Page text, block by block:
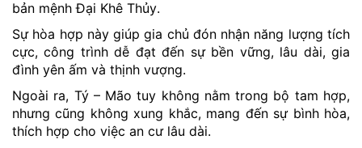
bản mệnh Đại Khê Thủy.
Sự hòa hợp này giúp gia chủ đón nhận năng lượng tích
cực, công trình dễ đạt đến sự bền vững, lâu dài, gia
đình yên ấm và thịnh vượng.
Ngoài ra, Tý – Mão tuy không nằm trong bộ tam hợp,
nhưng cũng không xung khắc, mang đến sự bình hòa,
thích hợp cho việc an cư lâu dài.